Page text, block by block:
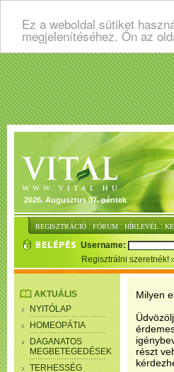
Ez a weboldal sütiket
megjelenítéséhez. Ön az
2026. Augusztus 07. péntek
REGISZTRÁCIÓ : FÓRUM : HÍRLEVÉL :
Username:
Regisztrálni szeretnék!
AKTUÁLIS
NYITÓLAP
HOMEOPÁTIA
DAGANATOS
MEGBETEGEDÉSEK
TERHESSÉG
Milyen
részt